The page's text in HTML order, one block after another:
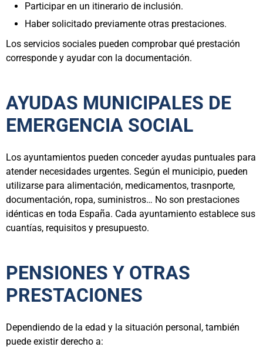
Participar en un itinerario de inclusión.
Haber solicitado previamente otras prestaciones.
Los servicios sociales pueden comprobar qué prestación
corresponde y ayudar con la documentación.
AYUDAS MUNICIPALES DE
EMERGENCIA SOCIAL
Los ayuntamientos pueden conceder ayudas puntuales para
atender necesidades urgentes. Según el municipio, pueden
utilizarse para alimentación, medicamentos, trasnporte,
documentación, ropa, suministros… No son prestaciones
idénticas en toda España. Cada ayuntamiento establece sus
cuantías, requisitos y presupuesto.
PENSIONES Y OTRAS
PRESTACIONES
Dependiendo de la edad y la situación personal, también
puede existir derecho a: